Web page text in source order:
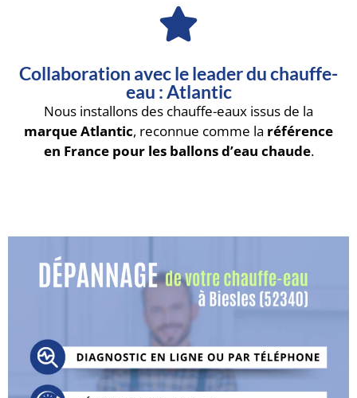
Collaboration avec le leader du chauffe-
eau : Atlantic
Nous installons des chauffe-eaux issus de la
marque Atlantic, reconnue comme la référence
en France pour les ballons d’eau chaude.